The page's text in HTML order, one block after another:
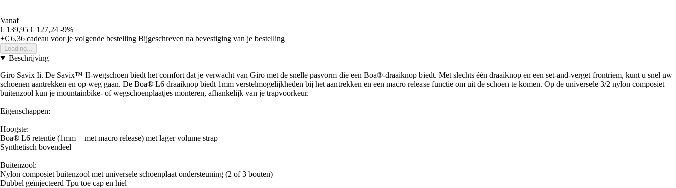
Vanaf
€ 139,95 € 127,24 -9%
+€ 6,36 cadeau voor je volgende bestelling Bijgeschreven na bevestiging van je bestelling
Loading...
Beschrijving
Giro Savix Ii. De Savix™ II-wegschoen biedt het comfort dat je verwacht van Giro met de snelle pasvorm die een Boa®-draaiknop biedt. Met slechts één draaiknop en een set-and-verget frontriem, kunt u snel uw
schoenen aantrekken en op weg gaan. De Boa® L6 draaiknop biedt 1mm verstelmogelijkheden bij het aantrekken en een macro release functie om uit de schoen te komen. Op de universele 3/2 nylon composiet
buitenzool kun je mountainbike- of wegschoenplaatjes monteren, afhankelijk van je trapvoorkeur.
Eigenschappen:
Hoogste:
Boa® L6 retentie (1mm + met macro release) met lager volume strap
Synthetisch bovendeel
Buitenzool:
Nylon composiet buitenzool met universele schoenplaat ondersteuning (2 of 3 bouten)
Dubbel geïnjecteerd Tpu toe cap en hiel